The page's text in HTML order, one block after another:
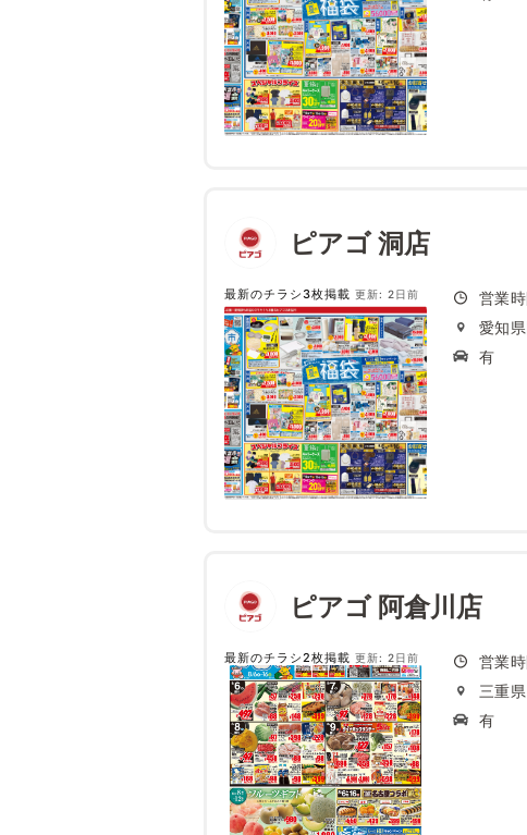
ピアゴ 洞店
最新のチラシ3枚掲載 更新: 2日前
営業
愛知
有
ピアゴ 阿倉川店
最新のチラシ2枚掲載 更新: 2日前
営業
三重
有